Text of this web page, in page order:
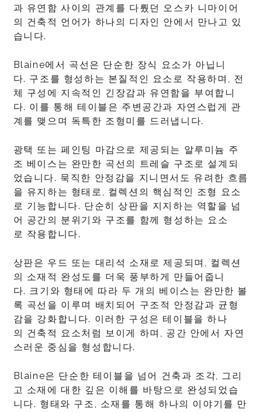
과 유연함 사이의 관계를 다뤘던 오스카 니마이어
의 건축적 언어가 하나의 디자인 안에서 만나고 있
습니다.
Blaine에서 곡선은 단순한 장식 요소가 아닙니
다. 구조를 형성하는 본질적인 요소로 작용하며, 전
체 구성에 지속적인 긴장감과 유연함을 부여합니
다. 이를 통해 테이블은 주변공간과 자연스럽게 관
계를 맺으며 독특한 조형미를 드러냅니다.
광택 또는 페인팅 마감으로 제공되는 알루미늄 주
조 베이스는 완만한 곡선의 트레슬 구조로 설계되
었습니다. 묵직한 안정감을 지니면서도 유려한 흐름
을 유지하는 형태로, 컬렉션의 핵심적인 조형 요소
로 기능합니다. 단순히 상판을 지지하는 역할을 넘
어 공간의 분위기와 구조를 함께 형성하는 요소
로 작용합니다.
상판은 우드 또는 대리석 소재로 제공되며, 컬렉션
의 소재적 완성도를 더욱 풍부하게 만들어줍니
다. 크기와 형태에 따라 두 개의 베이스는 완만한 볼
록 곡선을 이루며 배치되어 구조적 안정감과 균형
감을 강화합니다. 이러한 구성은 테이블을 하나
의 건축적 요소처럼 보이게 하며, 공간 안에서 자연
스러운 중심을 형성합니다.
Blaine은 단순한 테이블을 넘어 건축과 조각, 그리
고 소재에 대한 깊은 이해를 바탕으로 완성되었습
니다. 형태와 구조, 소재를 통해 하나의 이야기를 만